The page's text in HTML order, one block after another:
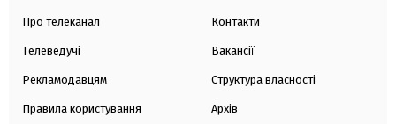
Про телеканал
Телеведучі
Рекламодавцям
Правила користування
Контакти
Вакансії
Структура власності
Архів